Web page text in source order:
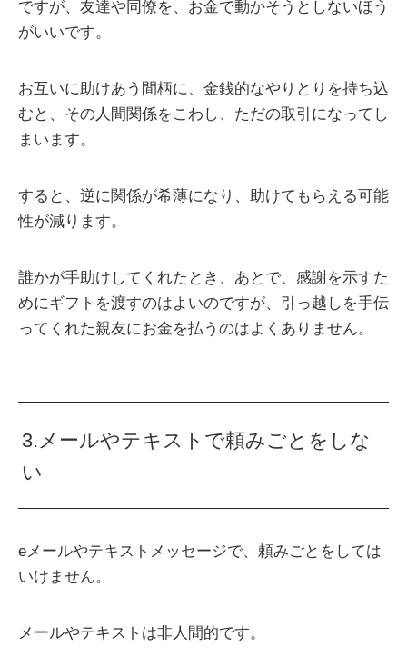
ですが、友達や同僚を、お金で動かそうとしないほう
がいいです。
お互いに助けあう間柄に、金銭的なやりとりを持ち込
むと、その人間関係をこわし、ただの取引になってし
まいます。
すると、逆に関係が希薄になり、助けてもらえる可能
性が減ります。
誰かが手助けしてくれたとき、あとで、感謝を示すた
めにギフトを渡すのはよいのですが、引っ越しを手伝
ってくれた親友にお金を払うのはよくありません。
3.メールやテキストで頼みごとをしな
い
eメールやテキストメッセージで、頼みごとをしては
いけません。
メールやテキストは非人間的です。